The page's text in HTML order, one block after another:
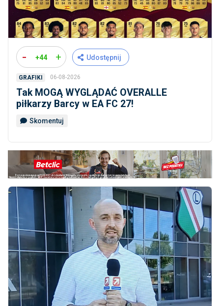
- +44 + Udostępnij
GRAFIKI 06-08-2026
Tak MOGĄ WYGLĄDAĆ OVERALLE
piłkarzy Barcy w EA FC 27!
Skomentuj